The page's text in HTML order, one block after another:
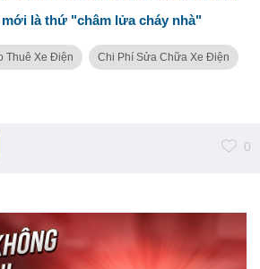
là thứ "châm lửa cháy nhà"
Thuê Xe Điện Chi Phí Sửa Chữa Xe Điện
0